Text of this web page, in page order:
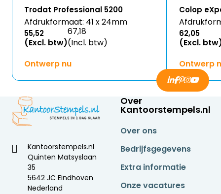
Trodat Professional 5200
Afdrukformaat: 41 x 24mm
55,52
(Excl. btw)
67,18
(Incl. btw)
Ontwerp nu
Colop
62,05
(Excl.
Ontwerp
Kantoorstempels.nl
Quinten Matsyslaan
35
5642 JC Eindhoven
Nederland
Over
Kantoorstempels.nl
Over ons
Bedrijfsgegevens
Extra informatie
Onze vacatures